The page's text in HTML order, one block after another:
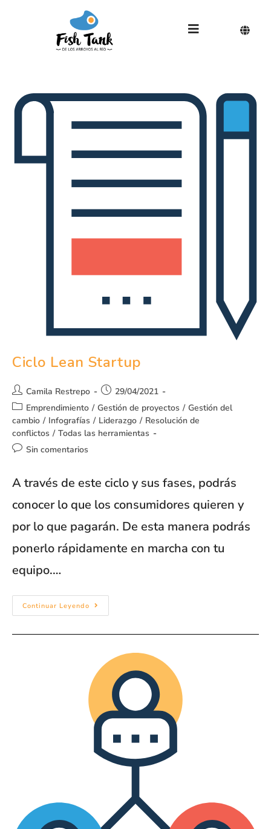
Ciclo Lean Startup
Camila Restrepo
29/04/2021
Emprendimiento / Gestión de proyectos / Gestión del
cambio / Infografías / Liderazgo / Resolución de
conflictos / Todas las herramientas
Sin comentarios
A través de este ciclo y sus fases, podrás
conocer lo que los consumidores quieren y
por lo que pagarán. De esta manera podrás
ponerlo rápidamente en marcha con tu
equipo.…
Continuar Leyendo